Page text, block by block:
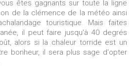
êtes gagnants sur toute la ligne
de la clémence de la météo ainsi
touristique. Mais faites
il peut faire jusqu'à 40 degrés
alors si la chaleur torride est un
bonheur, il sera plus sage d'opter